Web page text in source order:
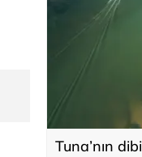
Tuna’nın